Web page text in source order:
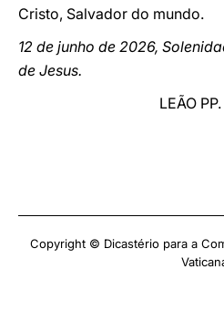
Cristo, Salvador do mundo.
12 de junho de 2026,
de Jesus.
LEÃO
Copyright © Dicastério para a